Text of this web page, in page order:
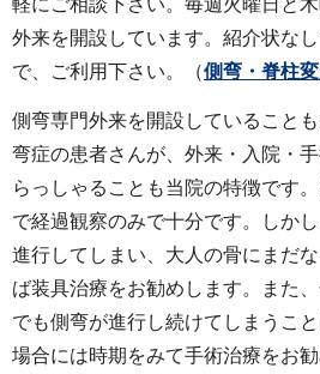
外来を開設しています。紹介状な
で、ご利用下さい。（側弯・脊柱
側弯専門外来を開設していること
弯症の患者さんが、外来・入院・
らっしゃることも当院の特徴です
で経過観察のみで十分です。しか
進行してしまい、大人の骨にまだ
ば装具治療をお勧めします。また
でも側弯が進行し続けてしまうこ
場合には時期をみて手術治療をお